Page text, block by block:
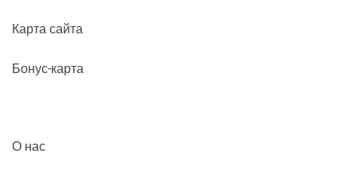
Карта сайта
Бонус-карта
О нас